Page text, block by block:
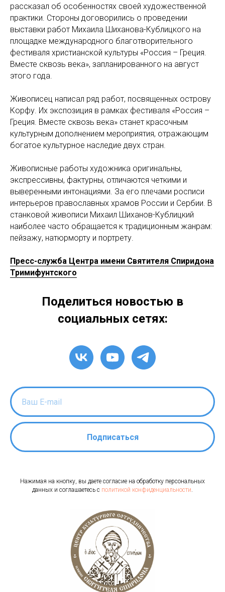
рассказал об особенностях своей художественной
практики. Стороны договорились о проведении
выставки работ Михаила Шиханова-Кублицкого на
площадке международного благотворительного
фестиваля христианской культуры «Россия – Греция.
Вместе сквозь века», запланированного на август
этого года.
Живописец написал ряд работ, посвященных острову
Корфу. Их экспозиция в рамках фестиваля «Россия –
Греция. Вместе сквозь века» станет красочным
культурным дополнением мероприятия, отражающим
богатое культурное наследие двух стран.
Живописные работы художника оригинальны,
экспрессивны, фактурны, отличаются четкими и
выверенными интонациями. За его плечами росписи
интерьеров православных храмов России и Сербии. В
станковой живописи Михаил Шиханов-Кублицкий
наиболее часто обращается к традиционным жанрам:
пейзажу, натюрморту и портрету.
Пресс-служба Центра имени Святителя Спиридона
Тримифунтского
Поделиться новостью в
социальных сетях:
Подписаться
Нажимая на кнопку, вы даете согласие на обработку персональных
данных и соглашаетесь c политикой конфиденциальности.